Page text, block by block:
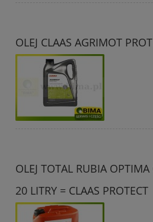
OLEJ CLAAS AGRIMOT
OLEJ TOTAL RUBIA
20 LITRY = CLAAS PROTECT